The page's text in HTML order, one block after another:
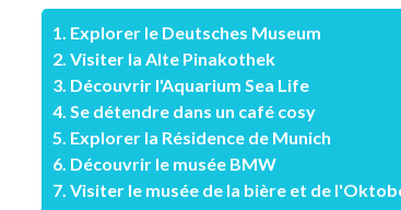
1. Explorer le Deutsches Museum
2. Visiter la Alte Pinakothek
3. Découvrir l'Aquarium Sea Life
4. Se détendre dans un café cosy
5. Explorer la Résidence de Munich
6. Découvrir le musée BMW
7. Visiter le musée de la bière et de